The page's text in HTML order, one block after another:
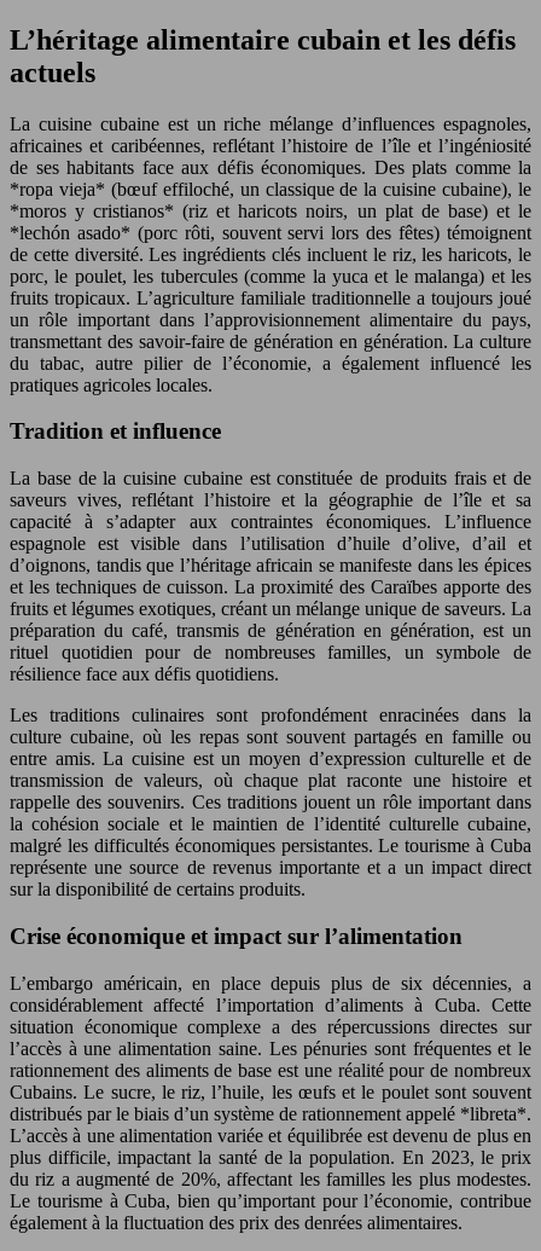
L’héritage alimentaire cubain et les défis
actuels
La cuisine cubaine est un riche mélange d’influences espagnoles,
africaines et caribéennes, reflétant l’histoire de l’île et l’ingéniosité
de ses habitants face aux défis économiques. Des plats comme la
*ropa vieja* (bœuf effiloché, un classique de la cuisine cubaine), le
*moros y cristianos* (riz et haricots noirs, un plat de base) et le
*lechón asado* (porc rôti, souvent servi lors des fêtes) témoignent
de cette diversité. Les ingrédients clés incluent le riz, les haricots, le
porc, le poulet, les tubercules (comme la yuca et le malanga) et les
fruits tropicaux. L’agriculture familiale traditionnelle a toujours joué
un rôle important dans l’approvisionnement alimentaire du pays,
transmettant des savoir-faire de génération en génération. La culture
du tabac, autre pilier de l’économie, a également influencé les
pratiques agricoles locales.
Tradition et influence
La base de la cuisine cubaine est constituée de produits frais et de
saveurs vives, reflétant l’histoire et la géographie de l’île et sa
capacité à s’adapter aux contraintes économiques. L’influence
espagnole est visible dans l’utilisation d’huile d’olive, d’ail et
d’oignons, tandis que l’héritage africain se manifeste dans les épices
et les techniques de cuisson. La proximité des Caraïbes apporte des
fruits et légumes exotiques, créant un mélange unique de saveurs. La
préparation du café, transmis de génération en génération, est un
rituel quotidien pour de nombreuses familles, un symbole de
résilience face aux défis quotidiens.
Les traditions culinaires sont profondément enracinées dans la
culture cubaine, où les repas sont souvent partagés en famille ou
entre amis. La cuisine est un moyen d’expression culturelle et de
transmission de valeurs, où chaque plat raconte une histoire et
rappelle des souvenirs. Ces traditions jouent un rôle important dans
la cohésion sociale et le maintien de l’identité culturelle cubaine,
malgré les difficultés économiques persistantes. Le tourisme à Cuba
représente une source de revenus importante et a un impact direct
sur la disponibilité de certains produits.
Crise économique et impact sur l’alimentation
L’embargo américain, en place depuis plus de six décennies, a
considérablement affecté l’importation d’aliments à Cuba. Cette
situation économique complexe a des répercussions directes sur
l’accès à une alimentation saine. Les pénuries sont fréquentes et le
rationnement des aliments de base est une réalité pour de nombreux
Cubains. Le sucre, le riz, l’huile, les œufs et le poulet sont souvent
distribués par le biais d’un système de rationnement appelé *libreta*.
L’accès à une alimentation variée et équilibrée est devenu de plus en
plus difficile, impactant la santé de la population. En 2023, le prix
du riz a augmenté de 20%, affectant les familles les plus modestes.
Le tourisme à Cuba, bien qu’important pour l’économie, contribue
également à la fluctuation des prix des denrées alimentaires.